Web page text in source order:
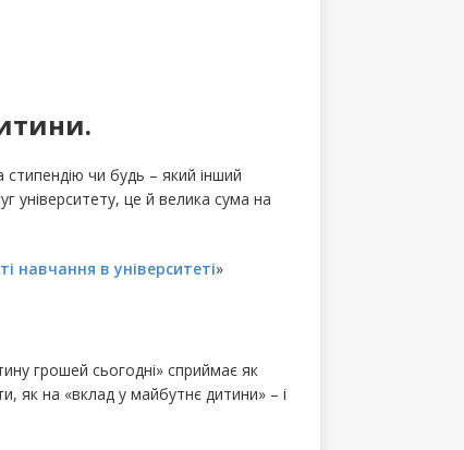
чи будь – який інший
університету, це й велика сума на
навчання в університеті»
грошей сьогодні» сприймає як
як на «вклад у майбутнє дитини» – і